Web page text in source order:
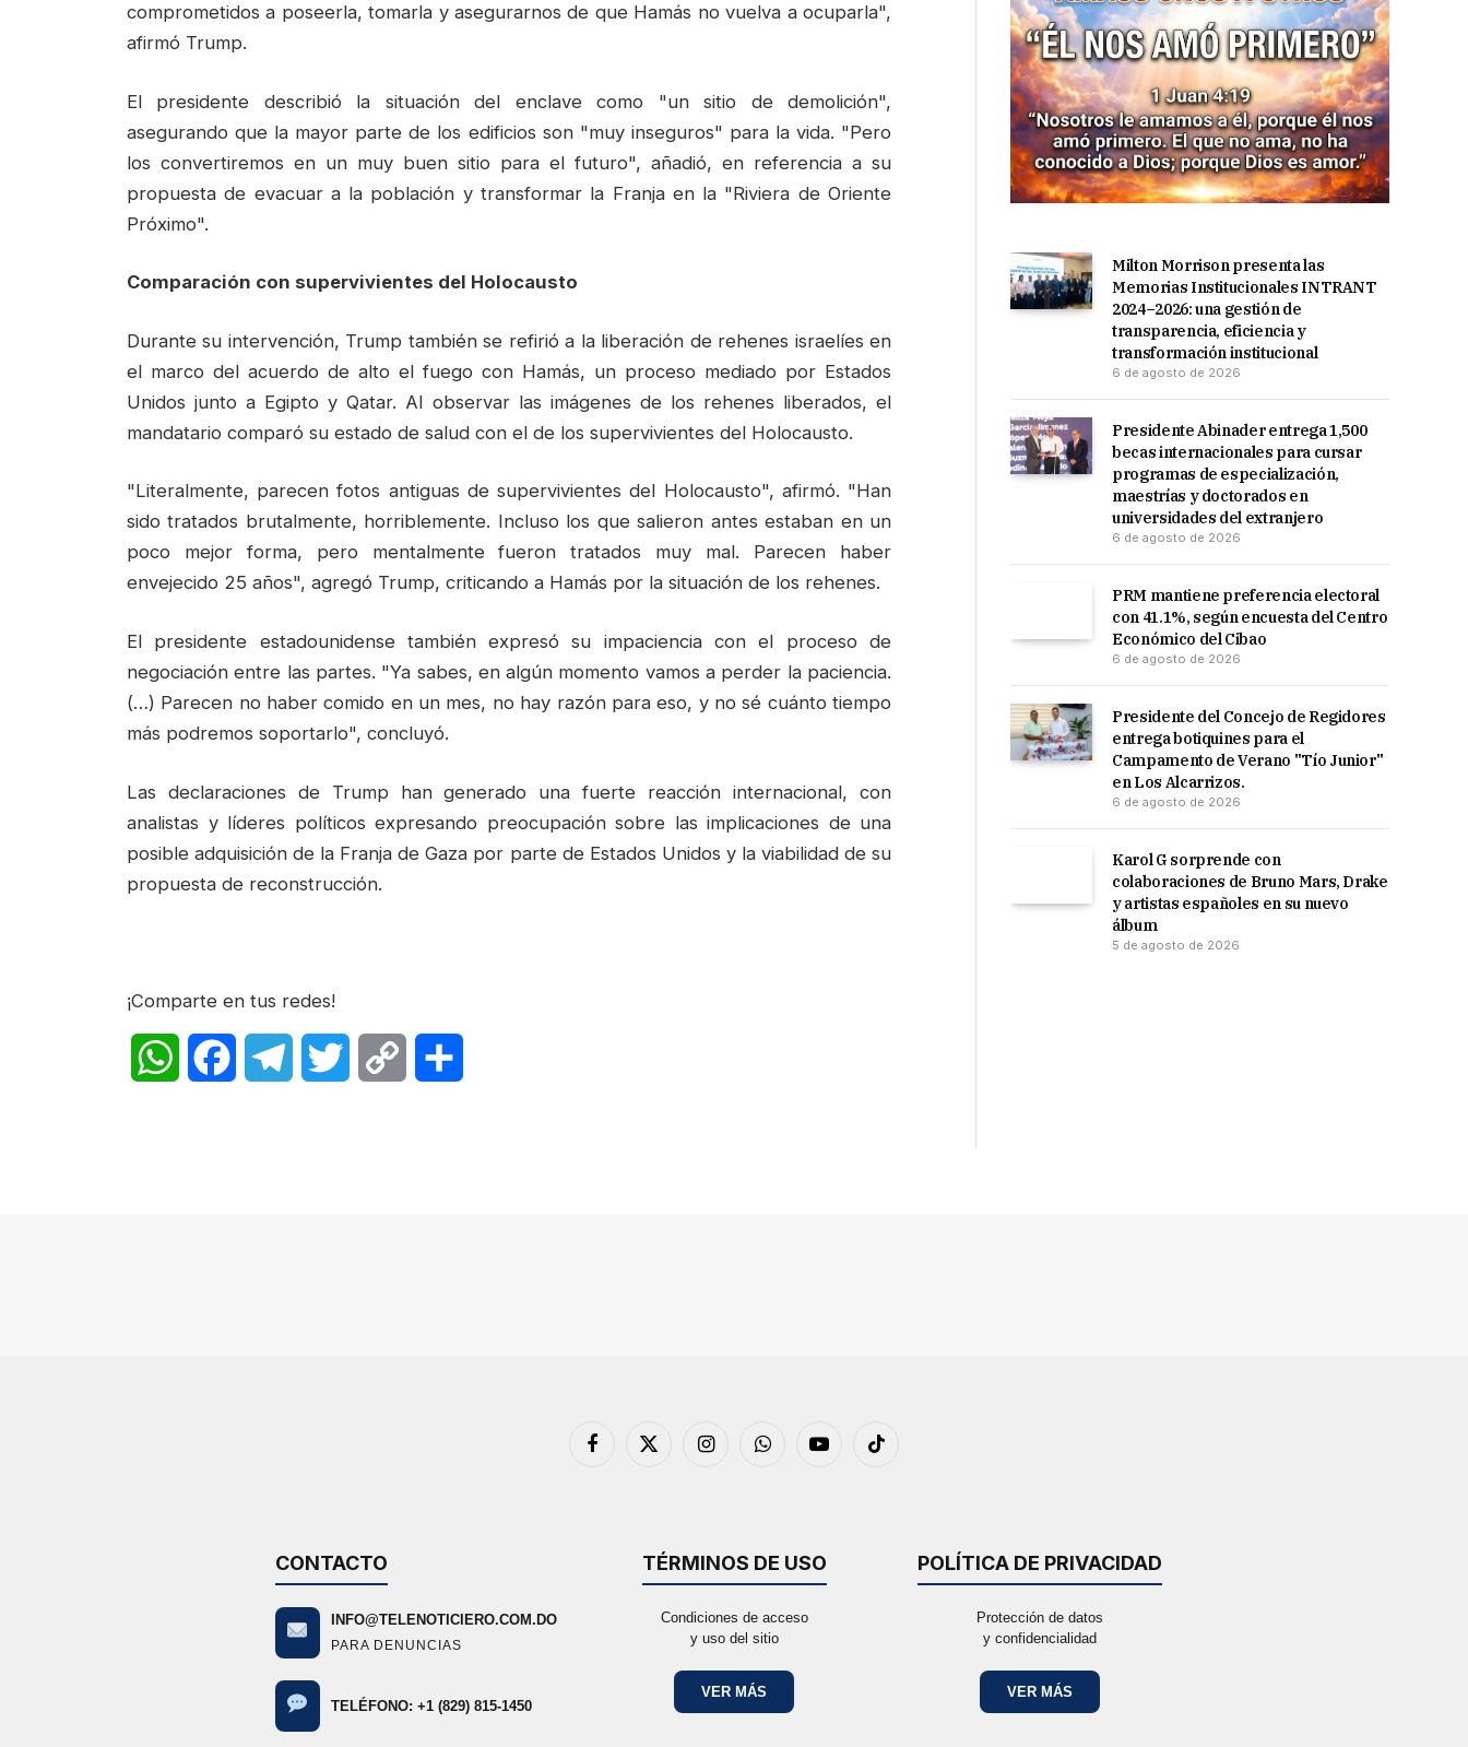
comprometidos a poseerla, tomarla y asegurarnos de que Hamás no vuelva a ocuparla",
afirmó Trump.
El presidente describió la situación del enclave como "un sitio de demolición",
asegurando que la mayor parte de los edificios son "muy inseguros" para la vida. "Pero
los convertiremos en un muy buen sitio para el futuro", añadió, en referencia a su
propuesta de evacuar a la población y transformar la Franja en la "Riviera de Oriente
Próximo".
Comparación con supervivientes del Holocausto
Durante su intervención, Trump también se refirió a la liberación de rehenes israelíes en
el marco del acuerdo de alto el fuego con Hamás, un proceso mediado por Estados
Unidos junto a Egipto y Qatar. Al observar las imágenes de los rehenes liberados, el
mandatario comparó su estado de salud con el de los supervivientes del Holocausto.
"Literalmente, parecen fotos antiguas de supervivientes del Holocausto", afirmó. "Han
sido tratados brutalmente, horriblemente. Incluso los que salieron antes estaban en un
poco mejor forma, pero mentalmente fueron tratados muy mal. Parecen haber
envejecido 25 años", agregó Trump, criticando a Hamás por la situación de los rehenes.
El presidente estadounidense también expresó su impaciencia con el proceso de
negociación entre las partes. "Ya sabes, en algún momento vamos a perder la paciencia.
(…) Parecen no haber comido en un mes, no hay razón para eso, y no sé cuánto tiempo
más podremos soportarlo", concluyó.
Las declaraciones de Trump han generado una fuerte reacción internacional, con
analistas y líderes políticos expresando preocupación sobre las implicaciones de una
posible adquisición de la Franja de Gaza por parte de Estados Unidos y la viabilidad de su
propuesta de reconstrucción.
¡Comparte en tus redes!
WhatsAppFacebookTelegramTwitter Copy
Milton Morrison presenta las
Memorias Institucionales INTRANT
2024–2026: una gestión de
transparencia, eficiencia y
transformación institucional
6 de agosto de 2026
Presidente Abinader entrega 1,500
becas internacionales para cursar
programas de especialización,
maestrías y doctorados en
universidades del extranjero
6 de agosto de 2026
PRM mantiene preferencia electoral
con 41.1%, según encuesta del Centro
Económico del Cibao
6 de agosto de 2026
Presidente del Concejo de Regidores
entrega botiquines para el
Campamento de Verano "Tío Junior"
en Los Alcarrizos.
6 de agosto de 2026
Karol G sorprende con
colaboraciones de Bruno Mars, Drake
y artistas españoles en su nuevo
álbum
5 de agosto de 2026
Facebook
X
InstagramWhatsAppYouTubeTikTok
CONTACTO
INFO@TELENOTICIERO.COM.DO
PARA DENUNCIAS
TELÉFONO: +1 (829) 815-1450
TÉRMINOS DE USO
Condiciones de acceso
y uso del sitio
VER MÁS
POLÍTICA DE PRIVACIDAD
Protección de datos
y confidencialidad
VER MÁS